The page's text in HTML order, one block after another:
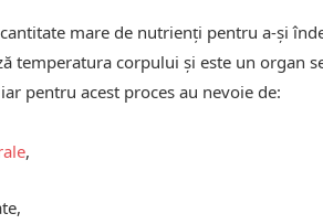
mare de nutrienți pentru a-și
temperatura corpului și este un organ
pentru acest proces au nevoie de:
,